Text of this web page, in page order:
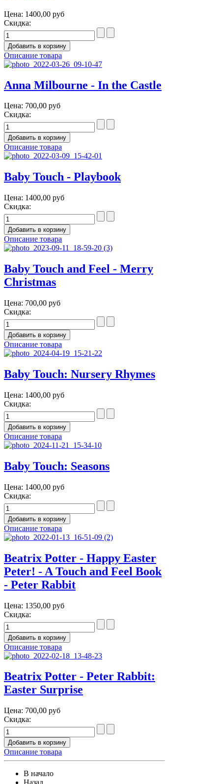
Цена: 1400,00 руб
Скидка:
Описание товара
Anna Milbourne - In the Castle
Цена: 700,00 руб
Скидка:
Описание товара
Baby Touch - Playbook
Цена: 1400,00 руб
Скидка:
Описание товара
Baby Touch and Feel - Merry
Christmas
Цена: 700,00 руб
Скидка:
Описание товара
Baby Touch: Nursery Rhymes
Цена: 1400,00 руб
Скидка:
Описание товара
Baby Touch: Seasons
Цена: 1400,00 руб
Скидка:
Описание товара
Beatrix Potter - Happy Easter
Peter! - A Touch and Feel Book
- Peter Rabbit
Цена: 1350,00 руб
Скидка:
Описание товара
Beatrix Potter - Peter Rabbit:
Easter Surprise
Цена: 700,00 руб
Скидка:
Описание товара
В начало